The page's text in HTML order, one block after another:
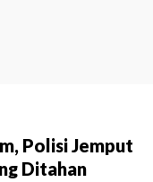
Polisi Jemput
Ditahan